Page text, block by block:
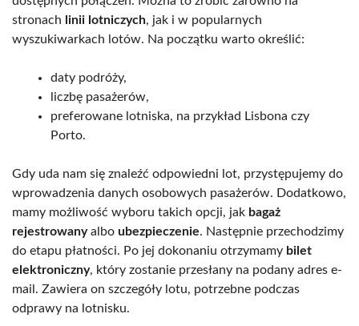
stronach linii lotniczych, jak i w popularnych
wyszukiwarkach lotów. Na początku warto określić:
daty podróży,
liczbę pasażerów,
preferowane lotniska, na przykład Lisbona czy
Porto.
Gdy uda nam się znaleźć odpowiedni lot, przystępujemy do
wprowadzenia danych osobowych pasażerów. Dodatkowo,
mamy możliwość wyboru takich opcji, jak bagaż
rejestrowanyalbo ubezpieczenie. Następnie przechodzimy
do etapu płatności. Po jej dokonaniu otrzymamy bilet
elektroniczny, który zostanie przesłany na podany adres e-
mail. Zawiera on szczegóły lotu, potrzebne podczas
odprawy na lotnisku.